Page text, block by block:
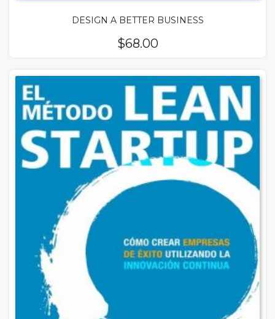
DESIGN A BETTER BUSINESS
$68.00